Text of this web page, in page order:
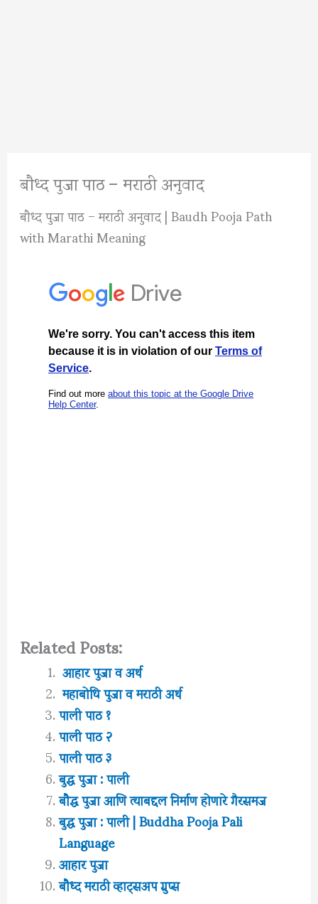
बौध्द पुजा पाठ – मराठी अनुवाद
बौध्द पुजा पाठ – मराठी अनुवाद | Baudh Pooja Path
with Marathi Meaning
Related Posts:
आहार पुजा व अर्थ
महाबोधि पुजा व मराठी अर्थ
पाली पाठ १
पाली पाठ २
पाली पाठ ३
बुद्ध पुजा : पाली
बौद्ध पुजा आणि त्याबद्दल निर्माण होणारे गैरसमज
बुद्ध पुजा : पाली | Buddha Pooja Pali
Language
आहार पुजा
बौध्द मराठी व्हाट्सअप ग्रुप्स